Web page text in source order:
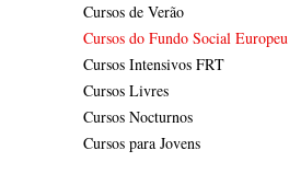
Cursos de Verão
Cursos do Fundo Social Europeu
Cursos Intensivos FRT
Cursos Livres
Cursos Nocturnos
Cursos para Jovens